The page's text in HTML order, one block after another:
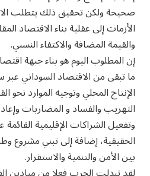
صحيحة ولكن تحقيق ذلك يتطلب
الأزمات إلى عقلية بناء الاقتصاد
والقيمة المضافة والاكتفاء النسبي.
إن المطلوب اليوم هو بناء جبهة
ما تبقى من الاقتصاد السوداني
الإنتاج المحلي وتوجيه الموارد نحو
التهريب والفساد و المضاربات
وتفعيل الشراكات الإقليمية
الحقيقية، إضافة إلى تبني مشروع
بين الأمن والتنمية والاستقرار.